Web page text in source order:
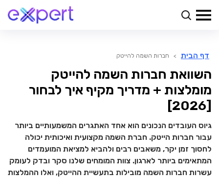
דף הבית > חברות השמה להייטק
השוואת חברות השמה להייטק
מומלצות + מדריך מקיף איך לבחור
[2026]
גיוס העובדים הנכונים הוא אחד האתגרים המשמעותיים ביותר
עבור חברות הייטק. חברת השמה מקצועית ואיכותית יכולה
לחסוך זמן יקר, משאבים רבים ולהביא למציאת המועמדים
המתאימים ביותר לארגון. צוות המומחים שלנו סקר ובדק לעומק
עשרות חברות השמה מובילות בתעשיית ההייטק, ואלו ההמלצות